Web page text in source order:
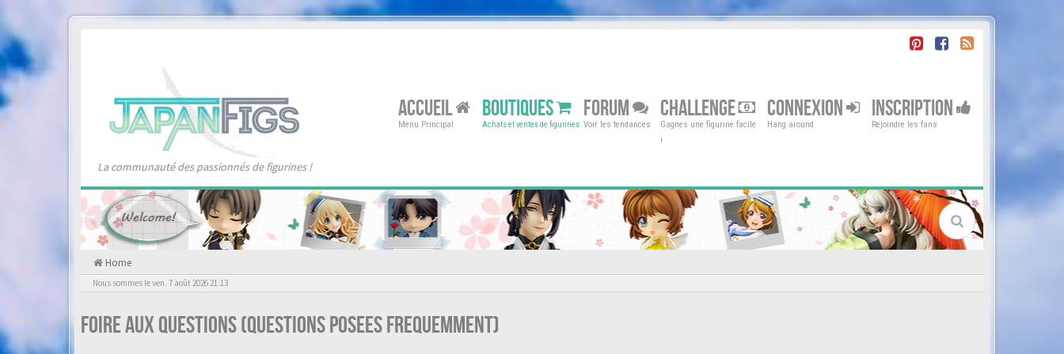
La communauté des passionnés de figurines !
ACCUEIL
Menu Principal
BOUTIQUES
Achats et ventes de figurines
FORUM
Voir les tendances
CHALLENGE
Gagnes une figurine facile
!
CONNEXION
Hang around
INSCRIPTION
Rejoindre les fans
Home
Nous sommes le ven. 7 août 2026 21:13
Foire aux questions (Questions posees frequemment)